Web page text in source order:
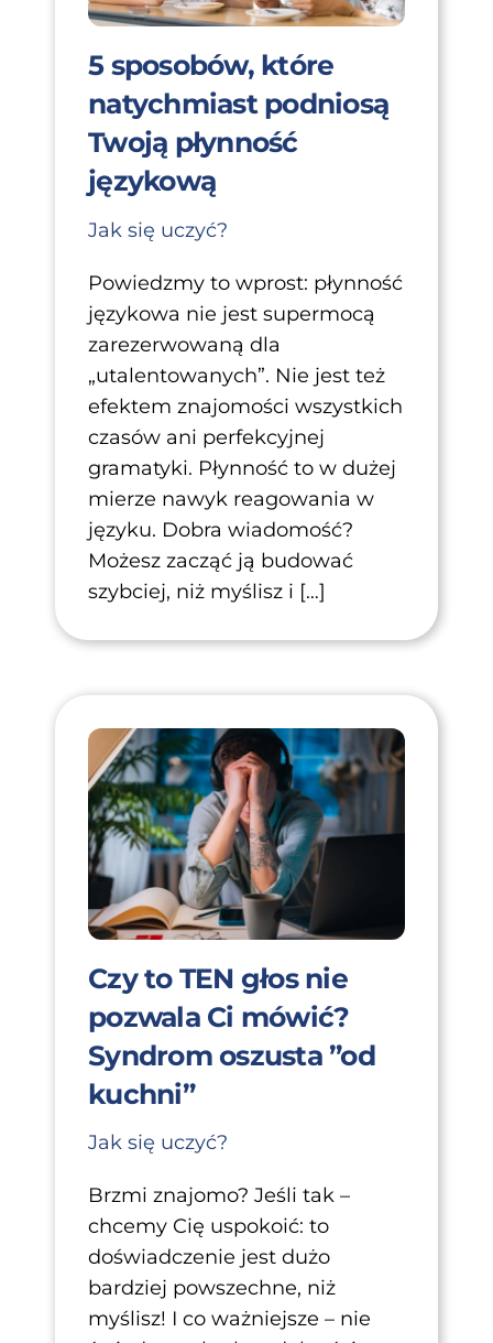
5 sposobów, które
natychmiast podniosą
Twoją płynność
językową
Jak się uczyć?
Powiedzmy to wprost: płynność
językowa nie jest supermocą
zarezerwowaną dla
„utalentowanych”. Nie jest też
efektem znajomości wszystkich
czasów ani perfekcyjnej
gramatyki. Płynność to w dużej
mierze nawyk reagowania w
języku. Dobra wiadomość?
Możesz zacząć ją budować
szybciej, niż myślisz i […]
Czy to TEN głos nie
pozwala Ci mówić?
Syndrom oszusta ”od
kuchni”
Jak się uczyć?
Brzmi znajomo? Jeśli tak –
chcemy Cię uspokoić: to
doświadczenie jest dużo
bardziej powszechne, niż
myślisz! I co ważniejsze – nie